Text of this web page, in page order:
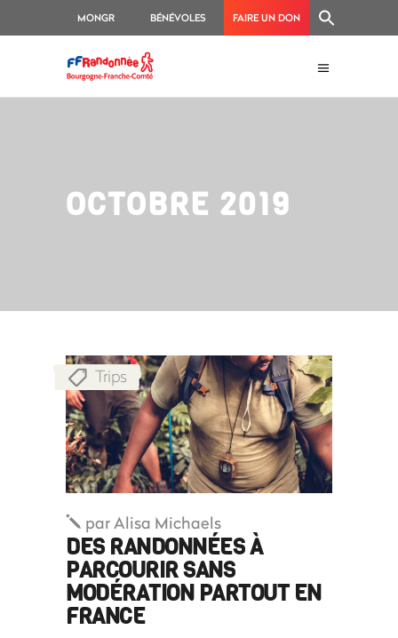
MONGR BÉNÉVOLES FAIRE UN DON
OCTOBRE 2019
Trips
parAlisa Michaels
DES RANDONNÉES À
PARCOURIR SANS
MODÉRATION PARTOUT EN
FRANCE